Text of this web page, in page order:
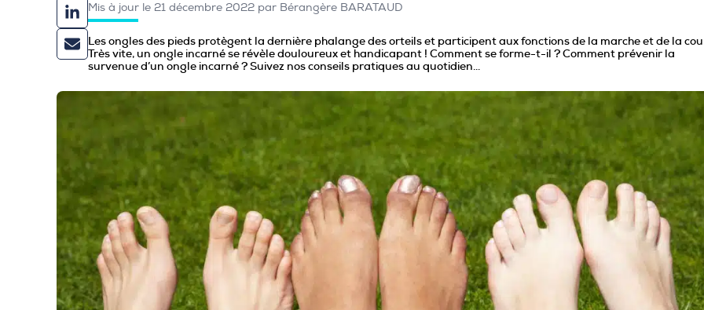
Mis à jour le 21 décembre 2022 par Bérangère BARATAUD
Les ongles des pieds protègent la dernière phalange des orteils et participent aux fonctions de la marche et de la
Très vite, un ongle incarné se révèle douloureux et handicapant ! Comment se forme-t-il ? Comment prévenir la
survenue d’un ongle incarné ? Suivez nos conseils pratiques au quotidien…